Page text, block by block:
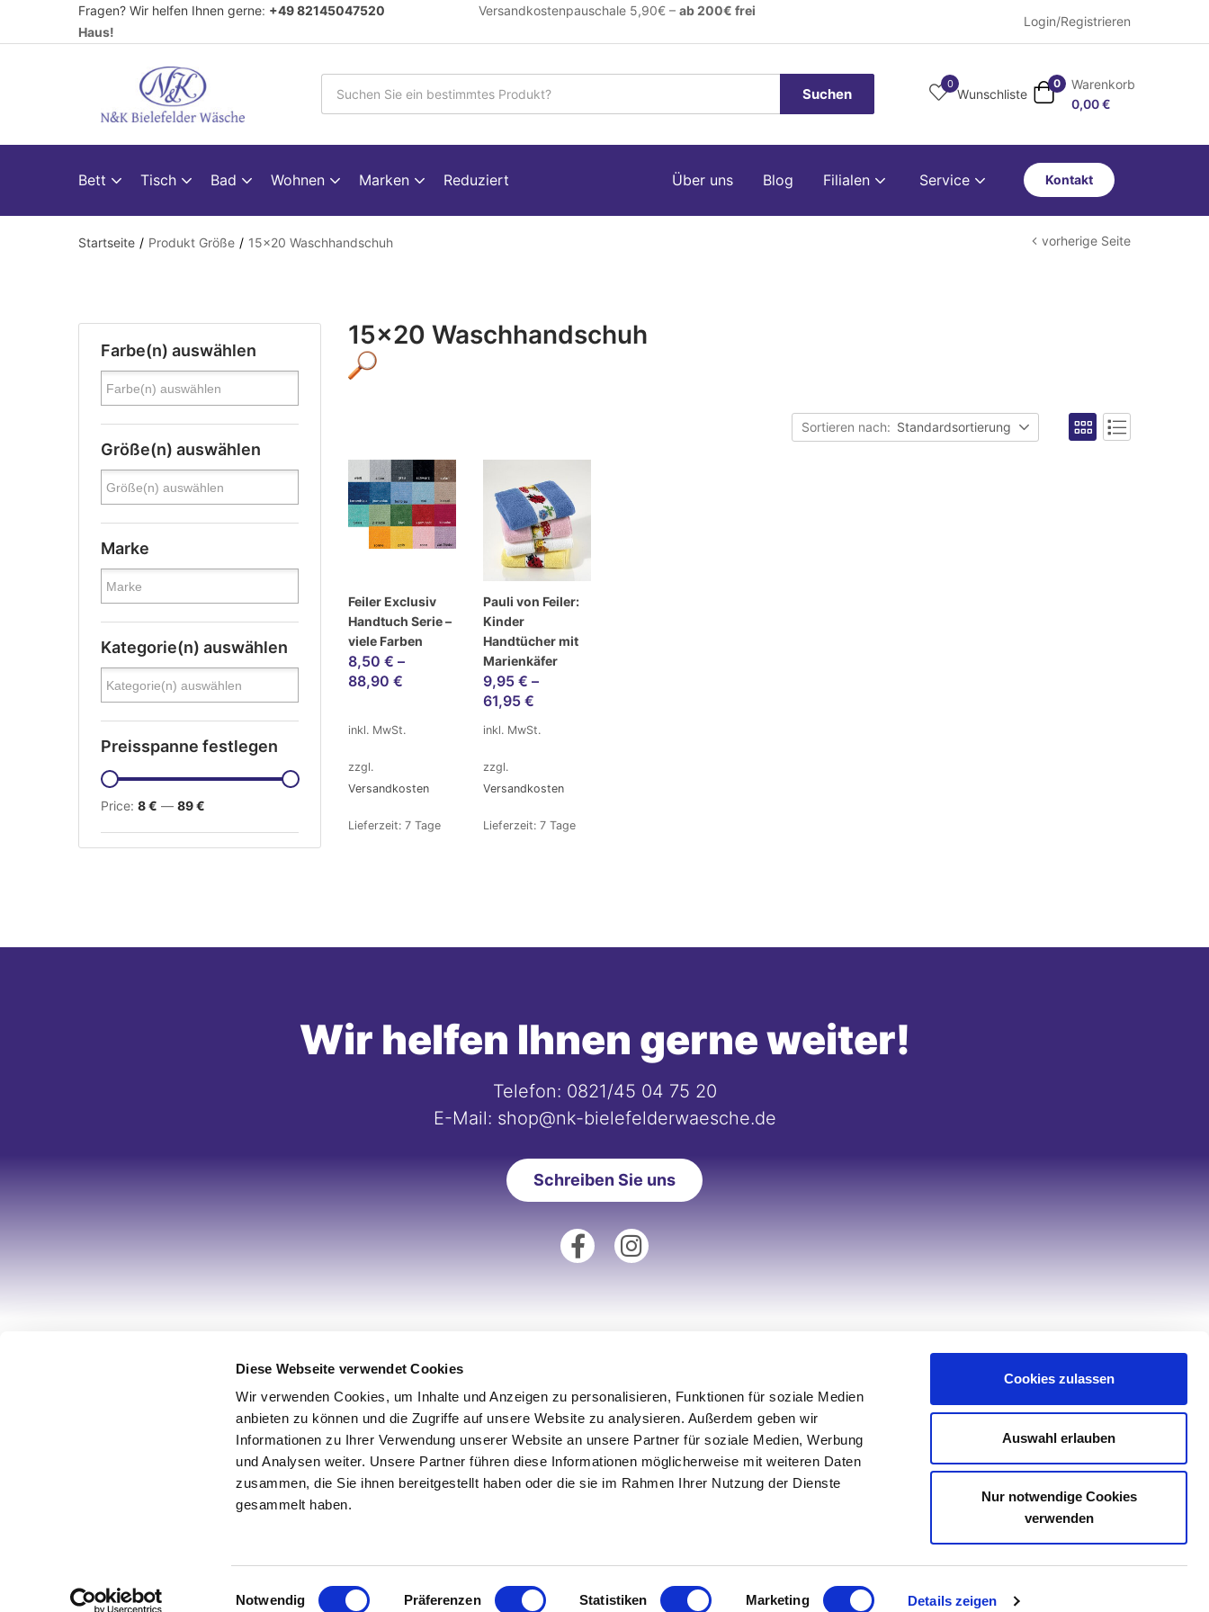
Diese Webseite verwendet Cookies
Wir verwenden Cookies, um Inhalte und Anzeigen zu personalisieren, Funktionen für soziale Medien
anbieten zu können und die Zugriffe auf unsere Website zu analysieren. Außerdem geben wir
Informationen zu Ihrer Verwendung unserer Website an unsere Partner für soziale Medien, Werbung
und Analysen weiter. Unsere Partner führen diese Informationen möglicherweise mit weiteren Daten
zusammen, die Sie ihnen bereitgestellt haben oder die sie im Rahmen Ihrer Nutzung der Dienste
gesammelt haben.
Einwilligungsauswahl
Notwendig Präferenzen Statistiken Marketing Details zeigen
Cookies zulassen
Auswahl erlauben
Nur notwendige Cookies
verwenden
Fragen? Wir helfen Ihnen gerne: +49 82145047520 Versandkostenpauschale 5,90€ – ab 200€ frei
Haus!
Login/Registrieren
Suchen
0
Wunschliste
0
Warenkorb
0,00€
Bett Tisch Bad Wohnen Marken Reduziert Über uns Blog Filialen Service Kontakt
Startseite Produkt Größe 15x20 Waschhandschuh vorherige Seite
Farbe(n) auswählen
Größe(n) auswählen
Marke
Kategorie(n) auswählen
Preisspanne festlegen
Price: 8 € — 89 €
15x20 Waschhandschuh
Sortieren nach: Standardsortierung
Feiler Exclusiv
Handtuch Serie –
viele Farben
8,50 € –
88,90 €
inkl. MwSt.
zzgl.
Versandkosten
Lieferzeit: 7 Tage
Pauli von Feiler:
Kinder
Handtücher mit
Marienkäfer
9,95 € –
61,95 €
inkl. MwSt.
zzgl.
Versandkosten
Lieferzeit: 7 Tage
Wir helfen Ihnen gerne weiter!
Telefon: 0821/45 04 75 20
E-Mail: shop@nk-bielefelderwaesche.de
Schreiben Sie uns
Informationen
Über uns
AGB / Widerrufsrecht
Datenschutz
Vertrag widerrufen
Standort Augsburg
Standort Aachen
Standort Köln
Standort Münster
Hilfe & Service
Kontakt
Sonderanfertigung Spannbettlaken